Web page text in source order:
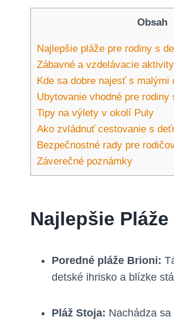
Obsah
Najlepšie pláže pre rodiny s
Zábavné a vzdelávacie
Kde sa dobre najesť s malými
Ubytovanie vhodné pre rodiny
Tipy na výlety v okolí Puly
Ako zvládnuť cestovanie s
Bezpečnostné rady pre
Záverečné poznámky
Najlepšie
Poredné pláže Brioni:
detské ihrisko a blízke
Pláž Stoja: Nachádza